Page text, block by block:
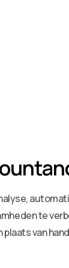
te
van